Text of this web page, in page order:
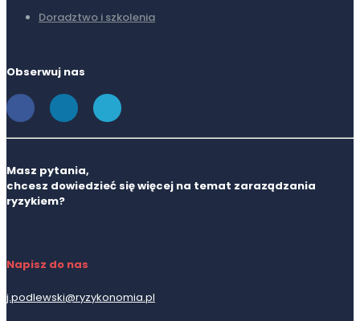
Doradztwo i szkolenia
Obserwuj nas
Masz pytania,
chcesz dowiedzieć się więcej na temat zaraządzania
ryzykiem?
Napisz do nas
j.podlewski@ryzykonomia.pl